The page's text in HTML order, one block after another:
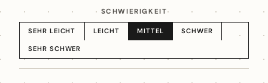
SCHWIERIGKEIT
SEHR LEICHT LEICHT MITTEL SCHWER
SEHR SCHWER